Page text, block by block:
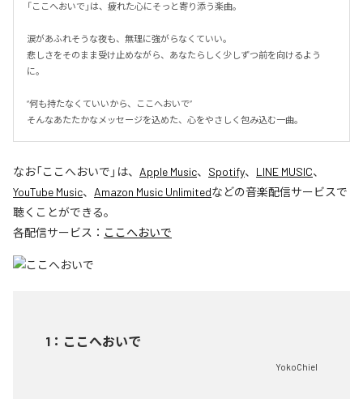
「ここへおいで」は、疲れた心にそっと寄り添う楽曲。
涙があふれそうな夜も、無理に強がらなくていい。
悲しさをそのまま受け止めながら、あなたらしく少しずつ前を向けるよう
に。
“何も持たなくていいから、ここへおいで”
そんなあたたかなメッセージを込めた、心をやさしく包み込む一曲。
なお「ここへおいで 」は、 Apple Music、 Spotify、 LINE MUSIC、
YouTube Music、 Amazon Music Unlimitedなどの音楽配信サービスで
聴くことができる。
各配信サービス： ここへおいで
1 ： ここへおいで
YokoChiel